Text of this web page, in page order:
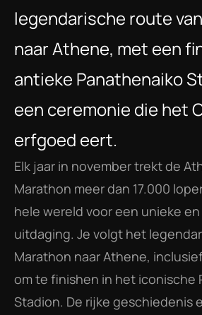
legendarische route
naar Athene, met een
antieke Panathenaiko
een ceremonie die het
erfgoed eert.
Elk jaar in november trekt de
Marathon meer dan 17.000
hele wereld voor een unieke
uitdaging. Je volgt het
Marathon naar Athene,
om te finishen in het iconische
Stadion. De rijke geschiedenis